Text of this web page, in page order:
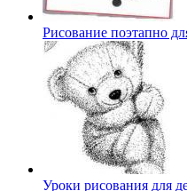
Рисование поэтапно
Уроки рисования для